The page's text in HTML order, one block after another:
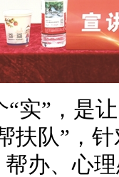
“实”，是
扶队”，
帮办、心